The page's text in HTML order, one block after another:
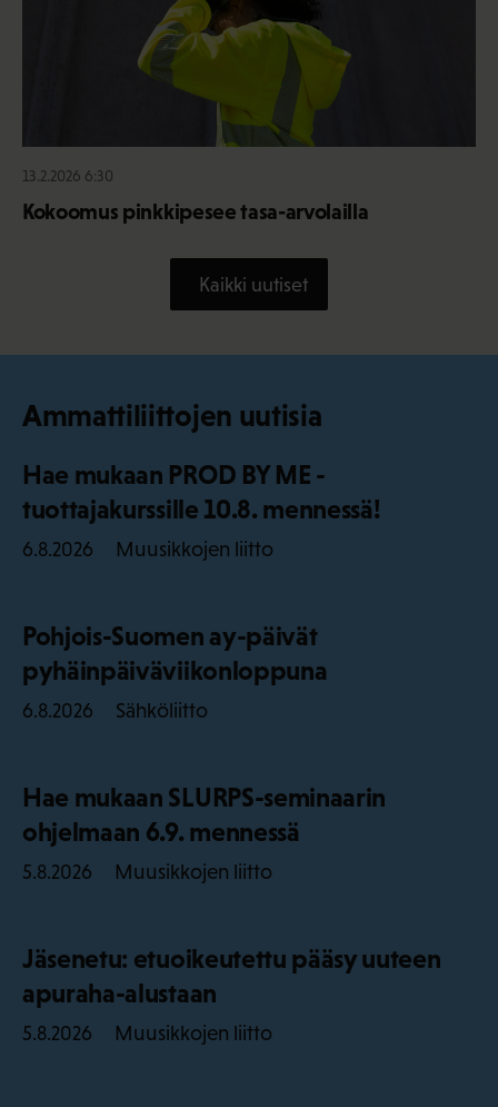
13.2.2026 6:30
Kokoomus pinkkipesee tasa-arvolailla
Kaikki uutiset
Ammattiliittojen uutisia
Hae mukaan PROD BY ME -
tuottajakurssille 10.8. mennessä!
6.8.2026 Muusikkojen liitto
Pohjois-Suomen ay-päivät
pyhäinpäiväviikonloppuna
6.8.2026 Sähköliitto
Hae mukaan SLURPS-seminaarin
ohjelmaan 6.9. mennessä
5.8.2026 Muusikkojen liitto
Jäsenetu: etuoikeutettu pääsy uuteen
apuraha-alustaan
5.8.2026 Muusikkojen liitto